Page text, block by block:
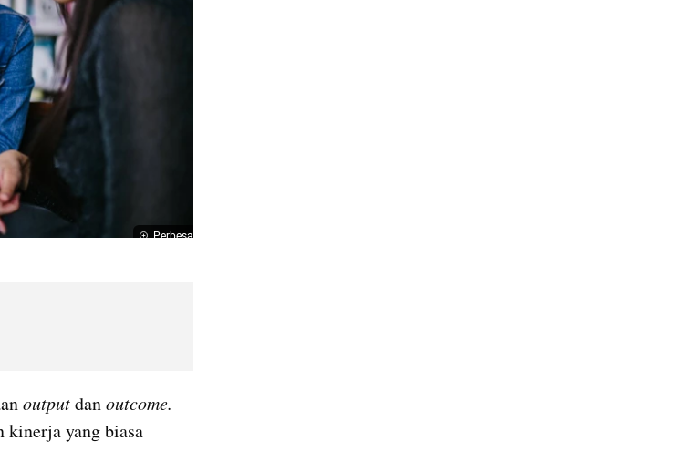
Perbesar
output dan outcome.
yang biasa